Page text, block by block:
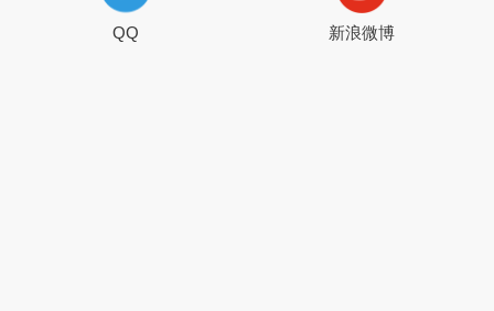
QQ 新浪微博